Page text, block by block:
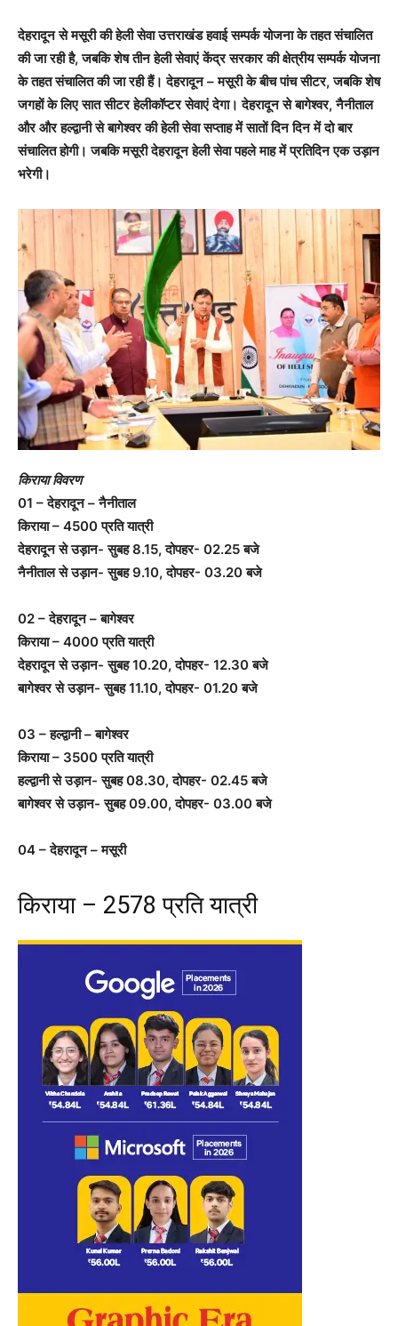
देहरादून से मसूरी की हेली सेवा उत्तराखंड हवाई सम्पर्क योजना के तहत संचालित
की जा रही है, जबकि शेष तीन हेली सेवाएं केंद्र सरकार की क्षेत्रीय सम्पर्क योजना
के तहत संचालित की जा रही हैं। देहरादून – मसूरी के बीच पांच सीटर, जबकि शेष
जगहों के लिए सात सीटर हेलीकॉप्टर सेवाएं देगा। देहरादून से बागेश्वर, नैनीताल
और और हल्द्वानी से बागेश्वर की हेली सेवा सप्ताह में सातों दिन दिन में दो बार
संचालित होगी। जबकि मसूरी देहरादून हेली सेवा पहले माह में प्रतिदिन एक उड़ान
भरेगी।
किराया विवरण
01 – देहरादून – नैनीताल
किराया – 4500 प्रति यात्री
देहरादून से उड़ान- सुबह 8.15, दोपहर- 02.25 बजे
नैनीताल से उड़ान- सुबह 9.10, दोपहर- 03.20 बजे
02 – देहरादून – बागेश्वर
किराया – 4000 प्रति यात्री
देहरादून से उड़ान- सुबह 10.20, दोपहर- 12.30 बजे
बागेश्वर से उड़ान- सुबह 11.10, दोपहर- 01.20 बजे
03 – हल्द्वानी – बागेश्वर
किराया – 3500 प्रति यात्री
हल्द्वानी से उड़ान- सुबह 08.30, दोपहर- 02.45 बजे
बागेश्वर से उड़ान- सुबह 09.00, दोपहर- 03.00 बजे
04 – देहरादून – मसूरी
किराया – 2578 प्रति यात्री